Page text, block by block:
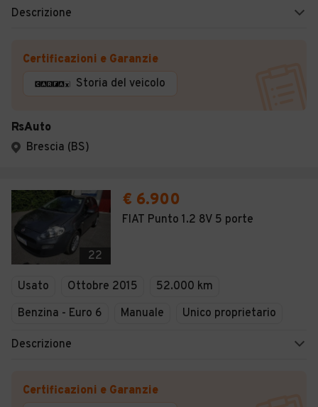
Descrizione
Certificazioni e Garanzie
Storia del veicolo
RsAuto
Brescia (BS)
22
€ 6.900
FIAT Punto 1.2 8V 5 porte
Usato Ottobre 2015
52.000 km
Benzina - Euro 6
Manuale Unico proprietario
Descrizione
Certificazioni e Garanzie